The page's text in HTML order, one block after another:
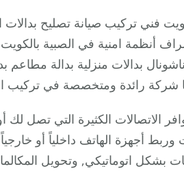
بدالات
الصبية
/
66428585
/
تركيب
صيانة
تصليح
فني تركيب صيانة تصليح بدالات
أنظمة امنية في الصبية بالكويت
بدالات منزلية بدالة مطاعم
شركة رائدة ومتخصصة في تركيب
الاتصالات الكثيرة التي تصل لك
وربط أجهزة الهاتف داخلياً أو
بشكل اتوماتيكي, وتحويل